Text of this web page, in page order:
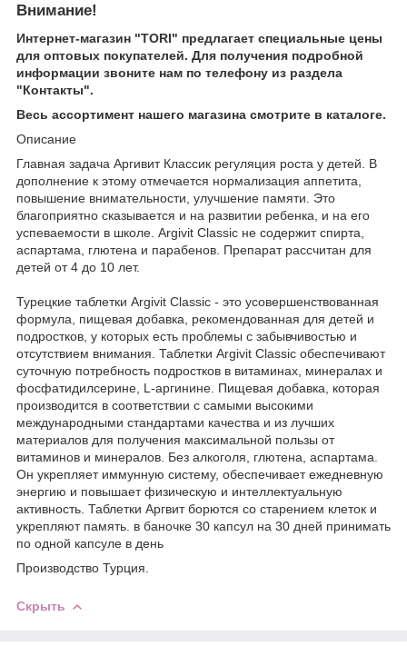
Внимание!
Интернет-магазин "TORI" предлагает специальные цены
для оптовых покупателей. Для получения подробной
информации звоните нам по телефону из раздела
"Контакты".
Весь ассортимент нашего магазина смотрите в каталоге.
Описание
Главная задача Аргивит Классик регуляция роста у детей. В
дополнение к этому отмечается нормализация аппетита,
повышение внимательности, улучшение памяти. Это
благоприятно сказывается и на развитии ребенка, и на его
успеваемости в школе. Argivit Classic не содержит спирта,
аспартама, глютена и парабенов. Препарат рассчитан для
детей от 4 до 10 лет.
Турецкие таблетки Argivit Classic - это усовершенствованная
формула, пищевая добавка, рекомендованная для детей и
подростков, у которых есть проблемы с забывчивостью и
отсутствием внимания. Таблетки Argivit Classic обеспечивают
суточную потребность подростков в витаминах, минералах и
фосфатидилсерине, L-аргинине. Пищевая добавка, которая
производится в соответствии с самыми высокими
международными стандартами качества и из лучших
материалов для получения максимальной пользы от
витаминов и минералов. Без алкоголя, глютена, аспартама.
Он укрепляет иммунную систему, обеспечивает ежедневную
энергию и повышает физическую и интеллектуальную
активность. Таблетки Аргвит борются со старением клеток и
укрепляют память. в баночке 30 капсул на 30 дней принимать
по одной капсуле в день
Производство Турция.
Скрыть